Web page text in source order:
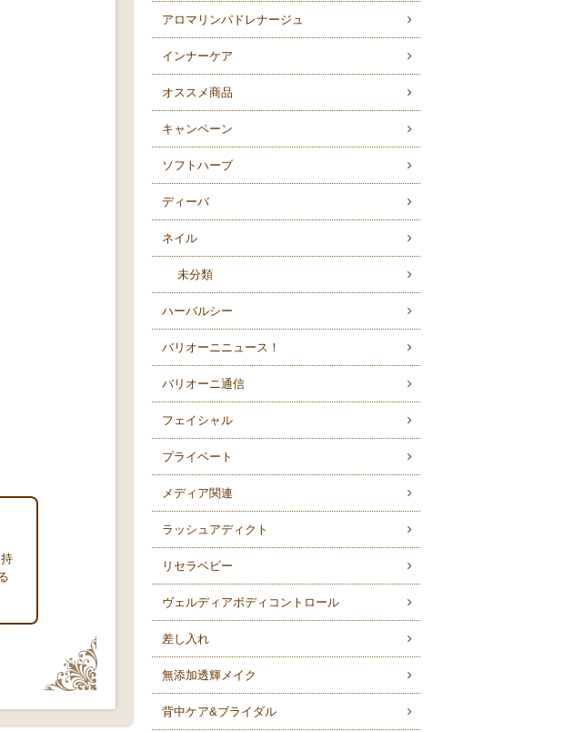
アロマリンパドレナージュ
インナーケア
オススメ商品
キャンペーン
ソフトハーブ
ディーバ
ネイル
未分類
ハーバルシー
バリオーニニュース！
バリオーニ通信
フェイシャル
プライベート
メディア関連
ラッシュアディクト
リセラベビー
ヴェルディアボディコントロール
差し入れ
無添加透輝メイク
背中ケア&ブライダル